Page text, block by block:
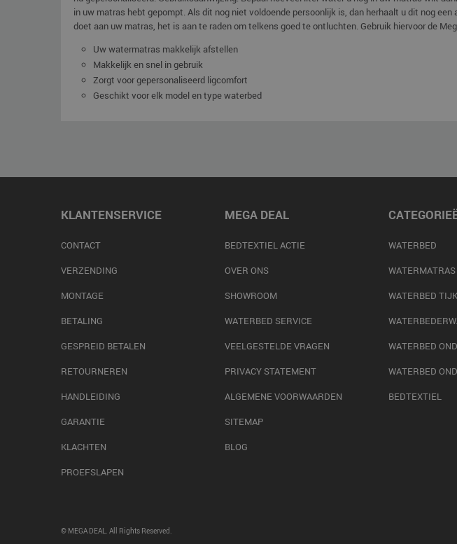
in uw matras hebt gepompt. Als dit nog niet voldoende persoonlijk is, dan herhaalt u dit nog
doet aan uw matras, het is aan te raden om telkens goed te ontluchten. Gebruik hiervoor de
Uw watermatras makkelijk afstellen
Makkelijk en snel in gebruik
Zorgt voor gepersonaliseerd ligcomfort
Geschikt voor elk model en type waterbed
KLANTENSERVICE
CONTACT
VERZENDING
MONTAGE
BETALING
GESPREID BETALEN
RETOURNEREN
HANDLEIDING
GARANTIE
KLACHTEN
PROEFSLAPEN
MEGA DEAL
BEDTEXTIEL ACTIE
OVER ONS
SHOWROOM
WATERBED SERVICE
VEELGESTELDE VRAGEN
PRIVACY STATEMENT
ALGEMENE VOORWAARDEN
SITEMAP
BLOG
WATERBED
WATERMATRAS
WATERBED TIJK
WATERBED
WATERBED
BEDTEXTIEL
© MEGA DEAL. All Rights Reserved.